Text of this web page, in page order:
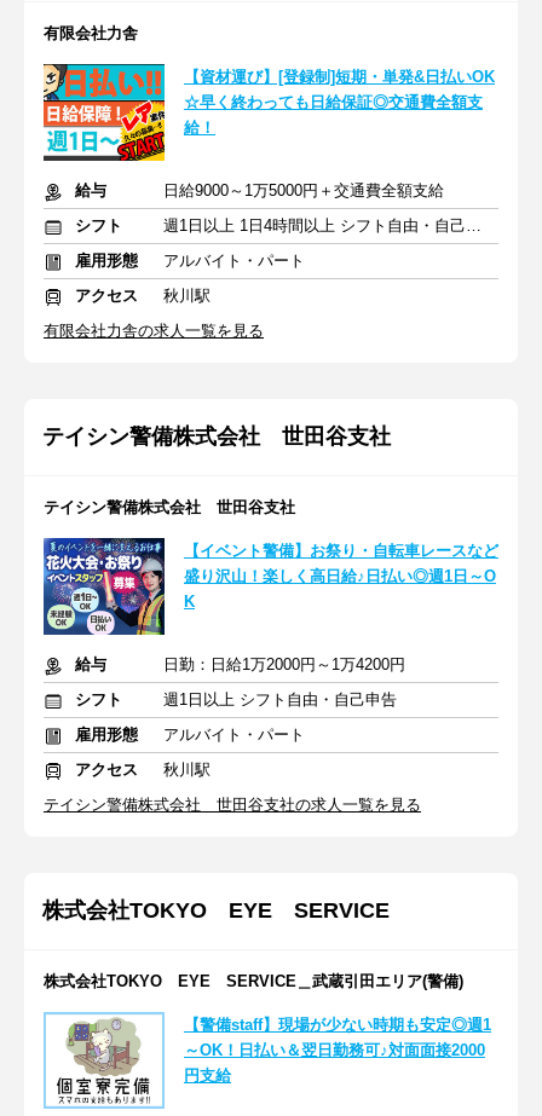
有限会社力舎
【資材運び】[登録制]短期・単発&日払いOK
☆早く終わっても日給保証◎交通費全額支
給！
給与
日給9000～1万5000円＋交通費全額支給
シフト
週1日以上 1日4時間以上 シフト自由・自己申告
雇用形態
アルバイト・パート
アクセス
秋川駅
有限会社力舎の求人一覧を見る
テイシン警備株式会社 世田谷支社
テイシン警備株式会社 世田谷支社
【イベント警備】お祭り・自転車レースなど
盛り沢山！楽しく高日給♪日払い◎週1日～O
K
給与
日勤：日給1万2000円～1万4200円
シフト
週1日以上 シフト自由・自己申告
雇用形態
アルバイト・パート
アクセス
秋川駅
テイシン警備株式会社 世田谷支社の求人一覧を見る
株式会社TOKYO EYE SERVICE
株式会社TOKYO EYE SERVICE＿武蔵引田エリア(警備)
【警備staff】現場が少ない時期も安定◎週1
～OK！日払い＆翌日勤務可♪対面面接2000
円支給